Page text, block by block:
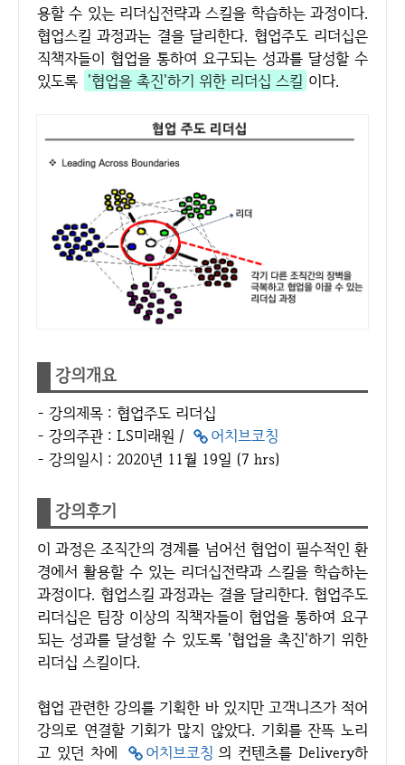
용할 수 있는 리더십전략과 스킬을 학습하는 과정이다.
협업스킬 과정과는 결을 달리한다. 협업주도 리더십은
직책자들이 협업을 통하여 요구되는 성과를 달성할 수
있도록 '협업을 촉진'하기 위한 리더십 스킬 이다.
강의개요
- 강의제목 : 협업주도 리더십
- 강의주관 : LS미래원 /
어치브코칭
- 강의일시 : 2020년 11월 19일 (7 hrs)
강의후기​
이 과정은 조직간의 경계를 넘어선 협업이 필수적인 환
경에서 활용할 수 있는 리더십전략과 스킬을 학습하는
과정이다. 협업스킬 과정과는 결을 달리한다. 협업주도
리더십은 팀장 이상의 직책자들이 협업을 통하여 요구
되는 성과를 달성할 수 있도록 '협업을 촉진'하기 위한
리더십 스킬이다.
협업 관련한 강의를 기획한 바 있지만 고객니즈가 적어
강의로 연결할 기회가 많지 않았다. 기회를 잔뜩 노리
고 있던 차에
어치브코칭 의 컨텐츠를 Delivery하